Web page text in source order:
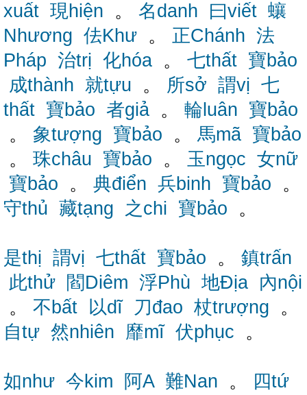
xuất 現hiện 。 名danh 曰viết 蠰
Nhương 佉Khư 。 正Chánh 法
Pháp 治trị 化hóa 。 七thất 寶bảo
成thành 就tựu 。 所sở 謂vị 七
thất 寶bảo 者giả 。 輪luân 寶bảo
。 象tượng 寶bảo 。 馬mã 寶bảo
。 珠châu 寶bảo 。 玉ngọc 女nữ
寶bảo 。 典điển 兵binh 寶bảo 。
守thủ 藏tạng 之chi 寶bảo 。
是thị 謂vị 七thất 寶bảo 。 鎮trấn
此thử 閻Diêm 浮Phù 地Địa 內nội
。 不bất 以dĩ 刀đao 杖trượng 。
自tự 然nhiên 靡mĩ 伏phục 。
如như 今kim 阿A 難Nan 。
四tứ